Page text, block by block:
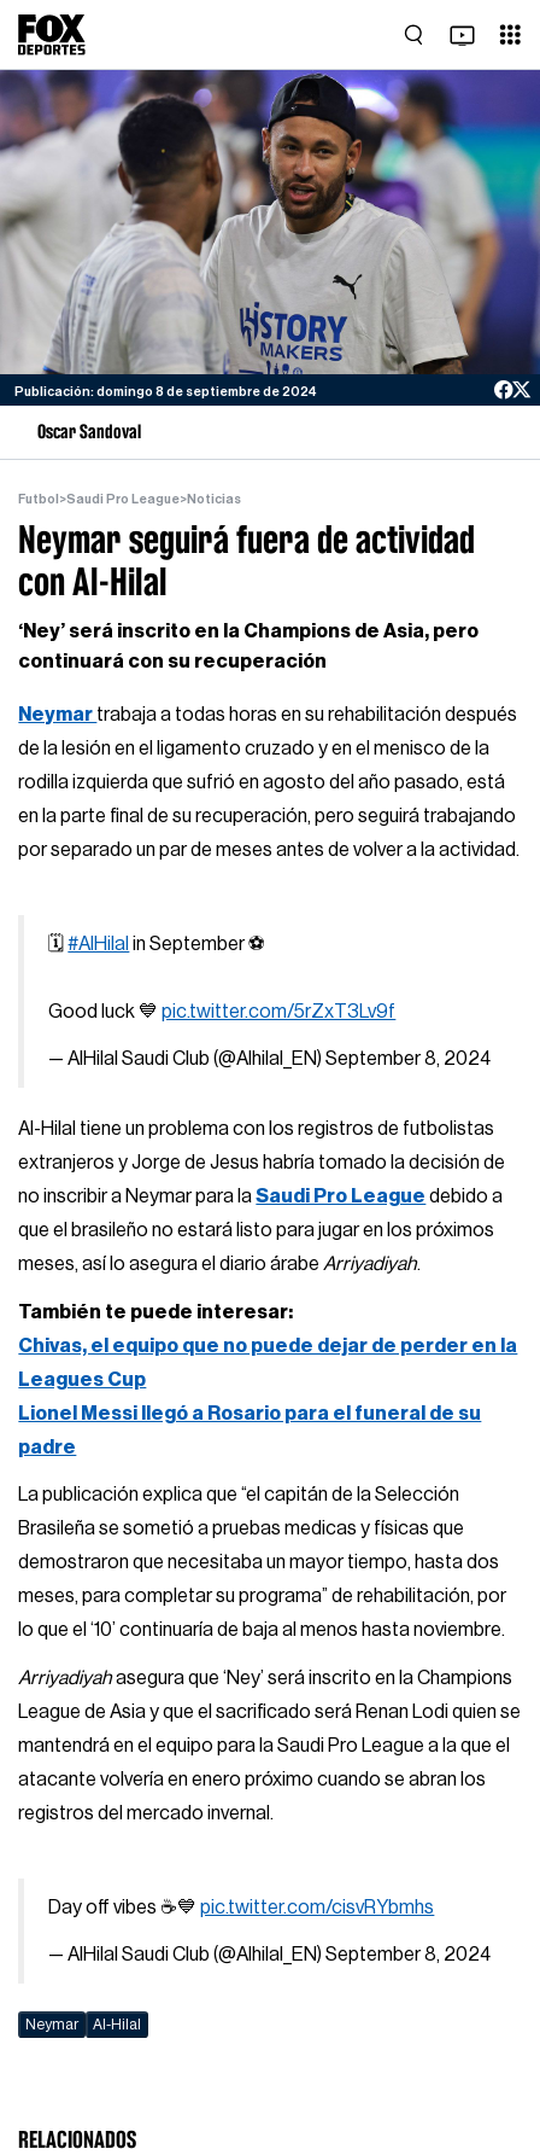
Publicación: domingo 8 de septiembre de 2024
Oscar Sandoval
Futbol >Saudi Pro League>Noticias
Neymar seguirá fuera de actividad
con Al-Hilal
‘Ney’ será inscrito en la Champions de Asia, pero
continuará con su recuperación
Neymar trabaja a todas horas en su rehabilitación después
de la lesión en el ligamento cruzado y en el menisco de la
rodilla izquierda que sufrió en agosto del año pasado, está
en la parte final de su recuperación, pero seguirá trabajando
por separado un par de meses antes de volver a la actividad.
🗓️#AlHilal in September ⚽️
Good luck 💙pic.twitter.com/5rZxT3Lv9f
— AlHilal Saudi Club (@Alhilal_EN)September 8, 2024
Al-Hilal tiene un problema con los registros de futbolistas
extranjeros y Jorge de Jesus habría tomado la decisión de
no inscribir a Neymar para laSaudi Pro League debido a
que el brasileño no estará listo para jugar en los próximos
meses, así lo asegura el diario árabeArriyadiyah.
También te puede interesar:
Chivas, el equipo que no puede dejar de perder en la
Leagues Cup
Lionel Messi llegó a Rosario para el funeral de su
padre
La publicación explica que “el capitán de la Selección
Brasileña se sometió a pruebas medicas y físicas que
demostraron que necesitaba un mayor tiempo, hasta dos
meses, para completar su programa” de rehabilitación, por
lo que el ‘10’ continuaría de baja al menos hasta noviembre.
Arriyadiyahasegura que ‘Ney’ será inscrito en la Champions
League de Asia y que el sacrificado será Renan Lodi quien se
mantendrá en el equipo para la Saudi Pro League a la que el
atacante volvería en enero próximo cuando se abran los
registros del mercado invernal.
Day off vibes ☕💙pic.twitter.com/cisvRYbmhs
— AlHilal Saudi Club (@Alhilal_EN)September 8, 2024
Neymar Al-Hilal
RELACIONADOS